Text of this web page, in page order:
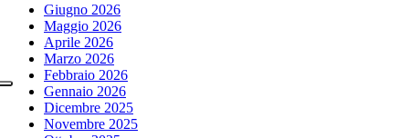
Giugno 2026
Maggio 2026
Aprile 2026
Marzo 2026
Febbraio 2026
Gennaio 2026
Dicembre 2025
Novembre 2025